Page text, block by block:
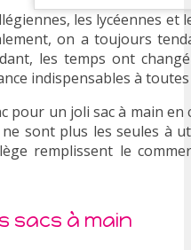
les lycéennes et
on a toujours
les temps ont
indispensables à
pour un joli sac à main
sont plus les seules à
remplissent le
sacs à main